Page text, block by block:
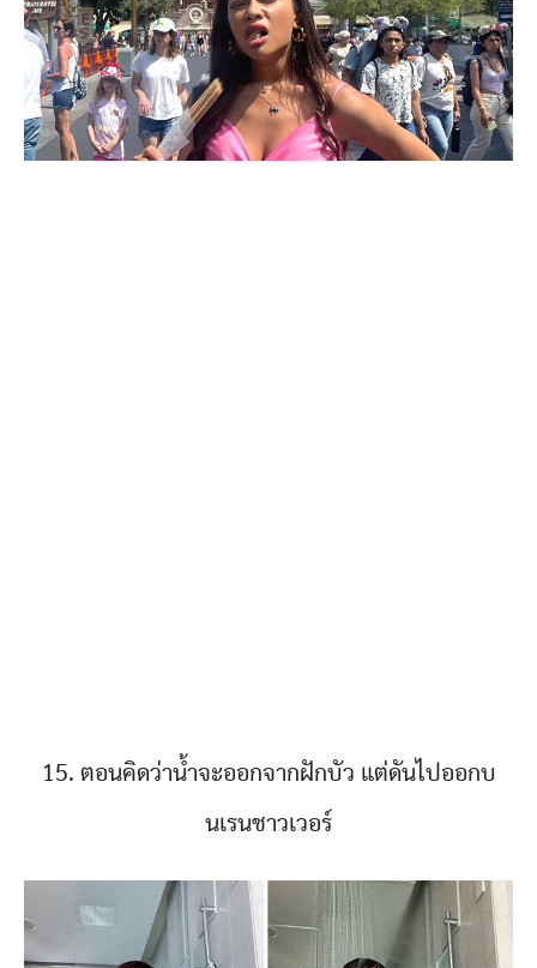
15. ตอนคิดว่าน้ำจะออกจากฝักบัว แต่ดันไปออกบ
นเรนชาวเวอร์